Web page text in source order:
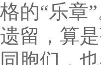
格的“乐章
遗留，算
同胞们，